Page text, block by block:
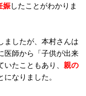
娠したことがわかりま
ましたが、本村さんは
医師から「子供が出来
たこともあり、 親の
になりました。